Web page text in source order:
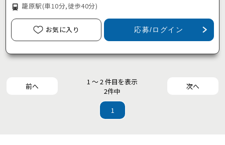
籠原駅(車10分,徒歩40分)
お気に入り 応募/ログイン
前へ
1 ～ 2 件目を表示
2件中
次へ
1